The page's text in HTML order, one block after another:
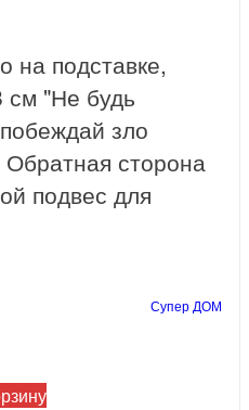
на подставке,
см "Не будь
зло
сторона
подвес для
Супер ДОМ